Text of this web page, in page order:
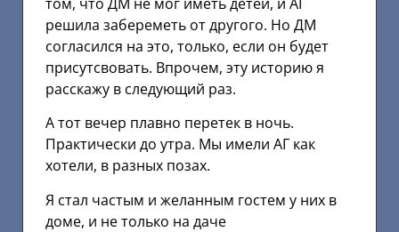
решила забереметь от другого. Но ДМ
согласился на это, только, если он будет
присутсвовать. Впрочем, эту историю я
расскажу в следующий раз.
А тот вечер плавно перетек в ночь.
Практически до утра. Мы имели АГ как
хотели, в разных позах.
Я стал частым и желанным гостем у них в
доме, и не только на даче